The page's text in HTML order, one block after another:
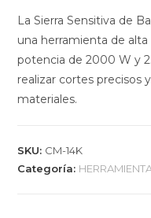
La Sierra Sensitiva de
una herramienta de
potencia de 2000 W y
realizar cortes precisos
materiales.
SKU: CM-14K
Categoría: